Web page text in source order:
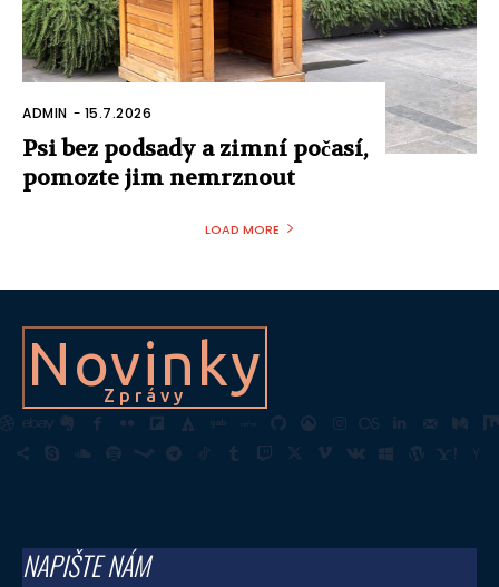
ADMIN - 15.7.2026
Psi bez podsady a zimní počasí,
pomozte jim nemrznout
LOAD MORE
Novinky
Zprávy
NAPIŠTE NÁM